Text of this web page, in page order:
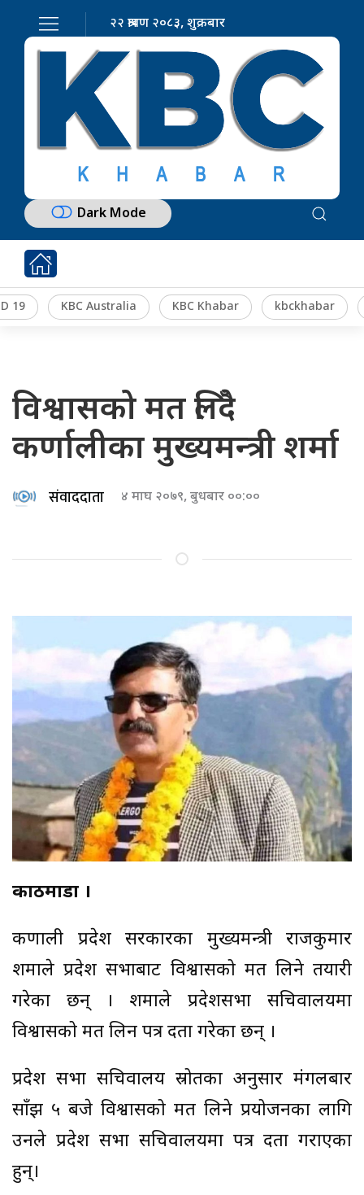
२२ श्रावण २०८३, शुक्रबार
Dark Mode
19 KBC Australia KBC Khabar kbckhabar
विश्वासको मत लिँदै
कर्णालीका मुख्यमन्त्री शर्मा
संवाददाता ४ माघ २०७९, बुधबार ००:००
काठमाडौँ ।
कर्णाली प्रदेश सरकारका मुख्यमन्त्री राजकुमार
शर्माले प्रदेश सभाबाट विश्वासको मत लिने तयारी
गरेका छन् । शर्माले प्रदेशसभा सचिवालयमा
विश्वासको मत लिन पत्र दर्ता गरेका छन् ।
प्रदेश सभा सचिवालय स्रोतका अनुसार मंगलबार
साँझ ५ बजे विश्वासको मत लिने प्रयोजनका लागि
उनले प्रदेश सभा सचिवालयमा पत्र दर्ता गराएका
हुन्।